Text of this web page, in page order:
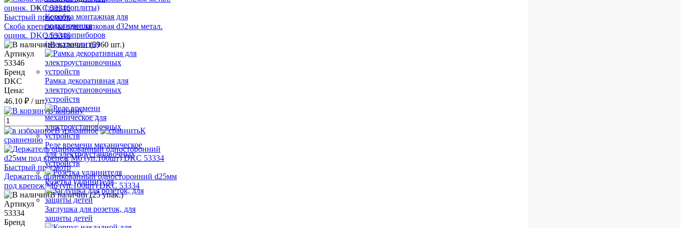
Коробка монтажная для
подключения
электроприборов
(электроплиты)
Рамка декоративная для
электроустановочных
устройств
Реле времени механическое
для электроустановочных
устройств
Розетка удлинителя
Заглушка для розеток, для
защиты детей
Быстрый просмотр
Скоба крепежная однолапковая d32мм метал.
оцинк. DKC 53346
В наличии (5960 шт.)
Артикул
53346
Бренд
DKC
Цена:
46.10 ₽ / шт.
В корзину
В избранное
К
сравнению
Быстрый просмотр
Держатель оцинкованный односторонний d25мм
под крепеж М6 (уп.100шт) DKC 53334
В наличии (25 упак.)
Артикул
53334
Бренд